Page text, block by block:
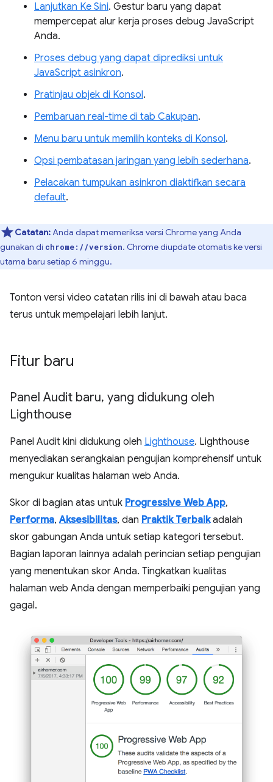
Lanjutkan Ke Sini. Gestur baru yang dapat
mempercepat alur kerja proses debug JavaScript
Anda.
Proses debug yang dapat diprediksi untuk
JavaScript asinkron.
Pratinjau objek di Konsol.
Pembaruan real-time di tab Cakupan.
Menu baru untuk memilih konteks di Konsol.
Opsi pembatasan jaringan yang lebih sederhana.
Pelacakan tumpukan asinkron diaktifkan secara
default.
Catatan:Anda dapat memeriksa versi Chrome yang Anda
gunakan di chrome://version. Chrome diupdate otomatis ke versi
utama baru setiap 6 minggu.
Tonton versi video catatan rilis ini di bawah atau baca
terus untuk mempelajari lebih lanjut.
Fitur baru
Panel Audit baru, yang didukung oleh
Lighthouse
Panel Audit kini didukung oleh Lighthouse. Lighthouse
menyediakan serangkaian pengujian komprehensif untuk
mengukur kualitas halaman web Anda.
Skor di bagian atas untuk Progressive Web App,
Performa,Aksesibilitas, dan Praktik Terbaikadalah
skor gabungan Anda untuk setiap kategori tersebut.
Bagian laporan lainnya adalah perincian setiap pengujian
yang menentukan skor Anda. Tingkatkan kualitas
halaman web Anda dengan memperbaiki pengujian yang
gagal.